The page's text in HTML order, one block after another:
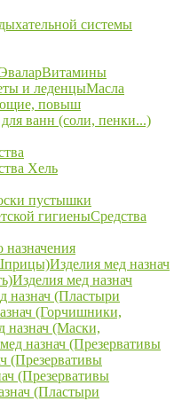
системы
Витамины
и леденцыМасла
повыш
ванн (соли, пенки...)
Хель
пустышки
гигиеныСредства
назначения
Изделия мед назнач
Изделия мед назнач
назнач (Пластыри
(Горчишники,
назнач (Маски,
назнач (Презервативы
(Презервативы
(Презервативы
(Пластыри